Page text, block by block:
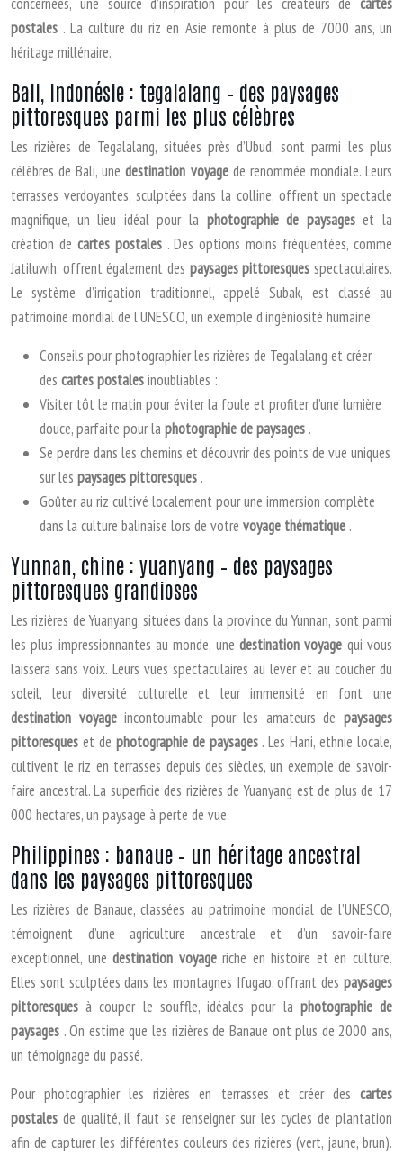
postales . La culture du riz en Asie remonte à plus de 7000 ans, un
héritage millénaire.
Bali, indonésie : tegalalang – des paysages
pittoresques parmi les plus célèbres
Les rizières de Tegalalang, situées près d’Ubud, sont parmi les plus
célèbres de Bali, unedestination voyage de renommée mondiale. Leurs
terrasses verdoyantes, sculptées dans la colline, offrent un spectacle
magnifique, un lieu idéal pour la photographie de paysageset la
création de cartes postales . Des options moins fréquentées, comme
Jatiluwih, offrent également des paysages pittoresquesspectaculaires.
Le système d’irrigation traditionnel, appelé Subak, est classé au
patrimoine mondial de l’UNESCO, un exemple d’ingéniosité humaine.
Conseils pour photographier les rizières de Tegalalang et créer
des cartes postalesinoubliables :
Visiter tôt le matin pour éviter la foule et profiter d’une lumière
douce, parfaite pour la photographie de paysages .
Se perdre dans les chemins et découvrir des points de vue uniques
sur les paysages pittoresques .
Goûter au riz cultivé localement pour une immersion complète
dans la culture balinaise lors de votre voyage thématique .
Yunnan, chine : yuanyang – des paysages
pittoresques grandioses
Les rizières de Yuanyang, situées dans la province du Yunnan, sont parmi
les plus impressionnantes au monde, une destination voyage qui vous
laissera sans voix. Leurs vues spectaculaires au lever et au coucher du
soleil, leur diversité culturelle et leur immensité en font une
destination voyageincontournable pour les amateurs depaysages
pittoresques et de photographie de paysages . Les Hani, ethnie locale,
cultivent le riz en terrasses depuis des siècles, un exemple de savoir-
faire ancestral. La superficie des rizières de Yuanyang est de plus de 17
000 hectares, un paysage à perte de vue.
Philippines : banaue – un héritage ancestral
dans les paysages pittoresques
Les rizières de Banaue, classées au patrimoine mondial de l’UNESCO,
témoignent d’une agriculture ancestrale et d’un savoir-faire
exceptionnel, unedestination voyageriche en histoire et en culture.
Elles sont sculptées dans les montagnes Ifugao, offrant des paysages
pittoresquesà couper le souffle, idéales pour la photographie de
paysages . On estime que les rizières de Banaue ont plus de 2000 ans,
un témoignage du passé.
Pour photographier les rizières en terrasses et créer des cartes
postales de qualité, il faut se renseigner sur les cycles de plantation
afin de capturer les différentes couleurs des rizières (vert, jaune, brun).